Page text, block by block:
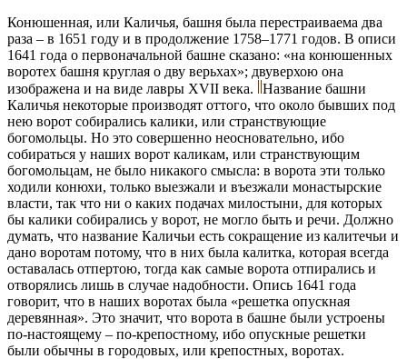
Конюшенная, или Каличья, башня была перестраиваема два
раза – в 1651 году и в продолжение 1758–1771 годов. В описи
1641 года о первоначальной башне сказано: «на конюшенных
воротех башня круглая о дву верьхах»; двуверхою она
изображена и на виде лавры ХVII века.
Название башни
Каличья некоторые производят оттого, что около бывших под
нею ворот собирались калики, или странствующие
богомольцы. Но это совершенно неосновательно, ибо
собираться у наших ворот каликам, или странствующим
богомольцам, не было никакого смысла: в ворота эти только
ходили конюхи, только выезжали и въезжали монастырские
власти, так что ни о каких подачах милостыни, для которых
бы калики собирались у ворот, не могло быть и речи. Должно
думать, что название Каличьи есть сокращение из калитечьи и
дано воротам потому, что в них была калитка, которая всегда
оставалась отпертою, тогда как самые ворота отпирались и
отворялись лишь в случае надобности. Опись 1641 года
говорит, что в наших воротах была «решетка опускная
деревянная». Это значит, что ворота в башне были устроены
по-настоящему – по-крепостному, ибо опускные решетки
были обычны в городовых, или крепостных, воротах.